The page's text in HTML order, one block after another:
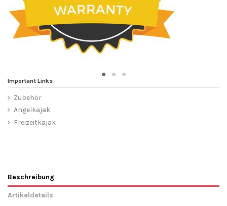
Important Links
Zubehör
Angelkajak
Freizeitkajak
Beschreibung
Artikeldetails